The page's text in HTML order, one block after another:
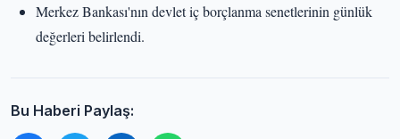
Merkez Bankası'nın devlet iç borçlanma senetlerinin günlük
değerleri belirlendi.
Bu Haberi Paylaş: